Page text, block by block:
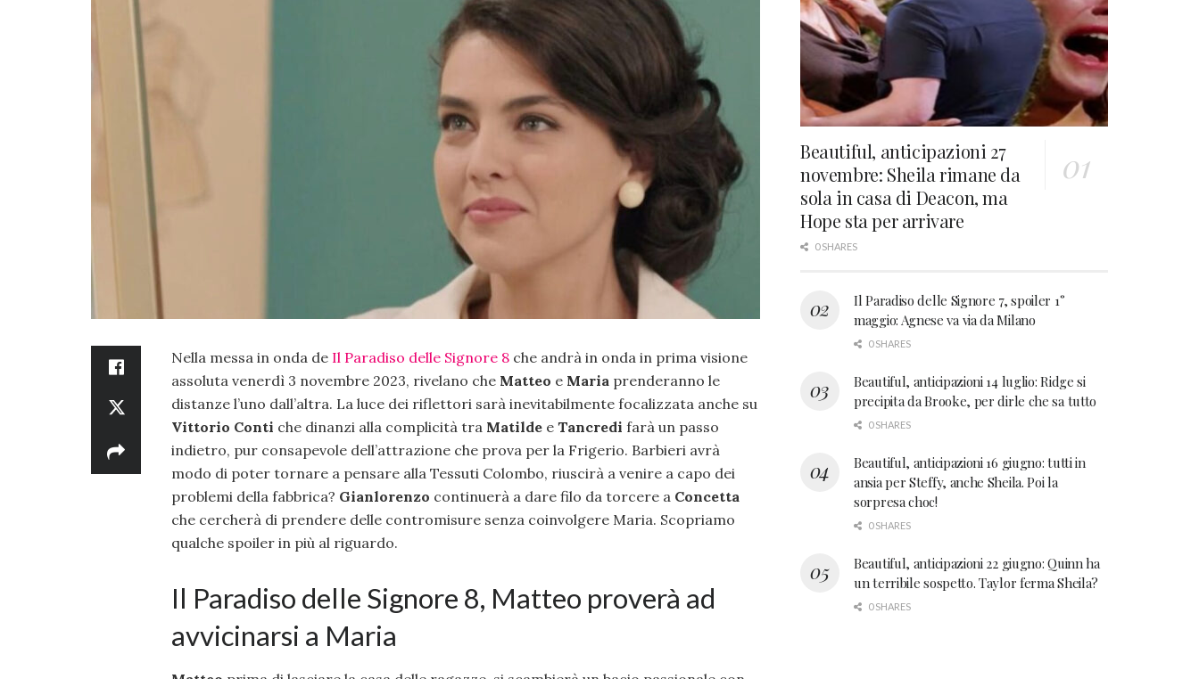
Nella messa in onda de Il Paradiso delle Signore 8 che andrà in onda in prima visione
assoluta venerdì 3 novembre 2023, rivelano che Matteo e Maria prenderanno le
distanze l’uno dall’altra. La luce dei riflettori sarà inevitabilmente focalizzata anche su
Vittorio Conti che dinanzi alla complicità tra Matilde e Tancredi farà un passo
indietro, pur consapevole dell’attrazione che prova per la Frigerio. Barbieri avrà
modo di poter tornare a pensare alla Tessuti Colombo, riuscirà a venire a capo dei
problemi della fabbrica? Gianlorenzo continuerà a dare filo da torcere a Concetta
che cercherà di prendere delle contromisure senza coinvolgere Maria. Scopriamo
qualche spoiler in più al riguardo.
Il Paradiso delle Signore 8, Matteo proverà ad
avvicinarsi a Maria
Beautiful, anticipazioni 27
novembre: Sheila rimane da
sola in casa di Deacon, ma
Hope sta per arrivare
0 SHARES
Il Paradiso delle Signore 7, spoiler 1°
maggio: Agnese va via da Milano
0 SHARES
Beautiful, anticipazioni 14 luglio: Ridge si
precipita da Brooke, per dirle che sa tutto
0 SHARES
Beautiful, anticipazioni 16 giugno: tutti in
ansia per Steffy, anche Sheila. Poi la
sorpresa choc!
0 SHARES
Beautiful, anticipazioni 22 giugno: Quinn ha
un terribile sospetto. Taylor ferma Sheila?
0 SHARES